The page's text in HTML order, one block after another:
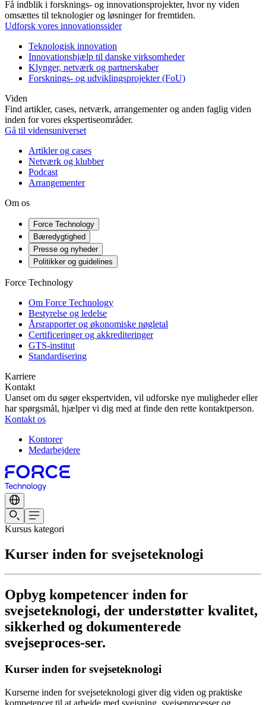
Få indblik i forsknings- og innovationsprojekter, hvor ny viden
omsættes til teknologier og løsninger for fremtiden.
Udforsk vores innovationssider
Teknologisk innovation
Innovationshjælp til danske virksomheder
Klynger, netværk og partnerskaber
Forsknings- og udviklingsprojekter (FoU)
Viden
Find artikler, cases, netværk, arrangementer og anden faglig viden
inden for vores ekspertiseområder.
Gå til vidensuniverset
Artikler og cases
Netværk og klubber
Podcast
Arrangementer
Om os
Force Technology
Bæredygtighed
Presse og nyheder
Politikker og guidelines
Force Technology
Om Force Technology
Bestyrelse og ledelse
Årsrapporter og økonomiske nøgletal
Certificeringer og akkrediteringer
GTS-institut
Standardisering
Karriere
Kontakt
Uanset om du søger ekspertviden, vil udforske nye muligheder eller
har spørgsmål, hjælper vi dig med at finde den rette kontaktperson.
Kontakt os
Kontorer
Medarbejdere
Kursus kategori
Kurser inden for svejseteknologi
Opbyg kompetencer inden for
svejseteknologi, der understøtter kvalitet,
sikkerhed og dokumenterede
svejseproces-ser.
Kurser inden for svejseteknologi
Kurserne inden for svejseteknologi giver dig viden og praktiske
kompetencer til at arbejde med svejsning, svejseprocesser og